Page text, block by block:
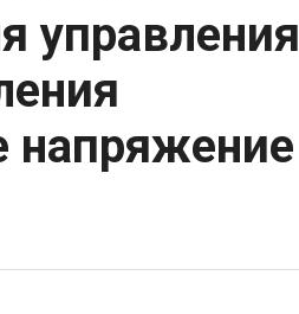
управления
напряжение